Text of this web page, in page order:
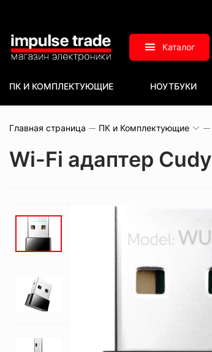
Каталог
ПК И КОМПЛЕКТУЮЩИЕ НОУТБУКИ
Главная страница ПК и Комплектующие
Wi-Fi адаптер